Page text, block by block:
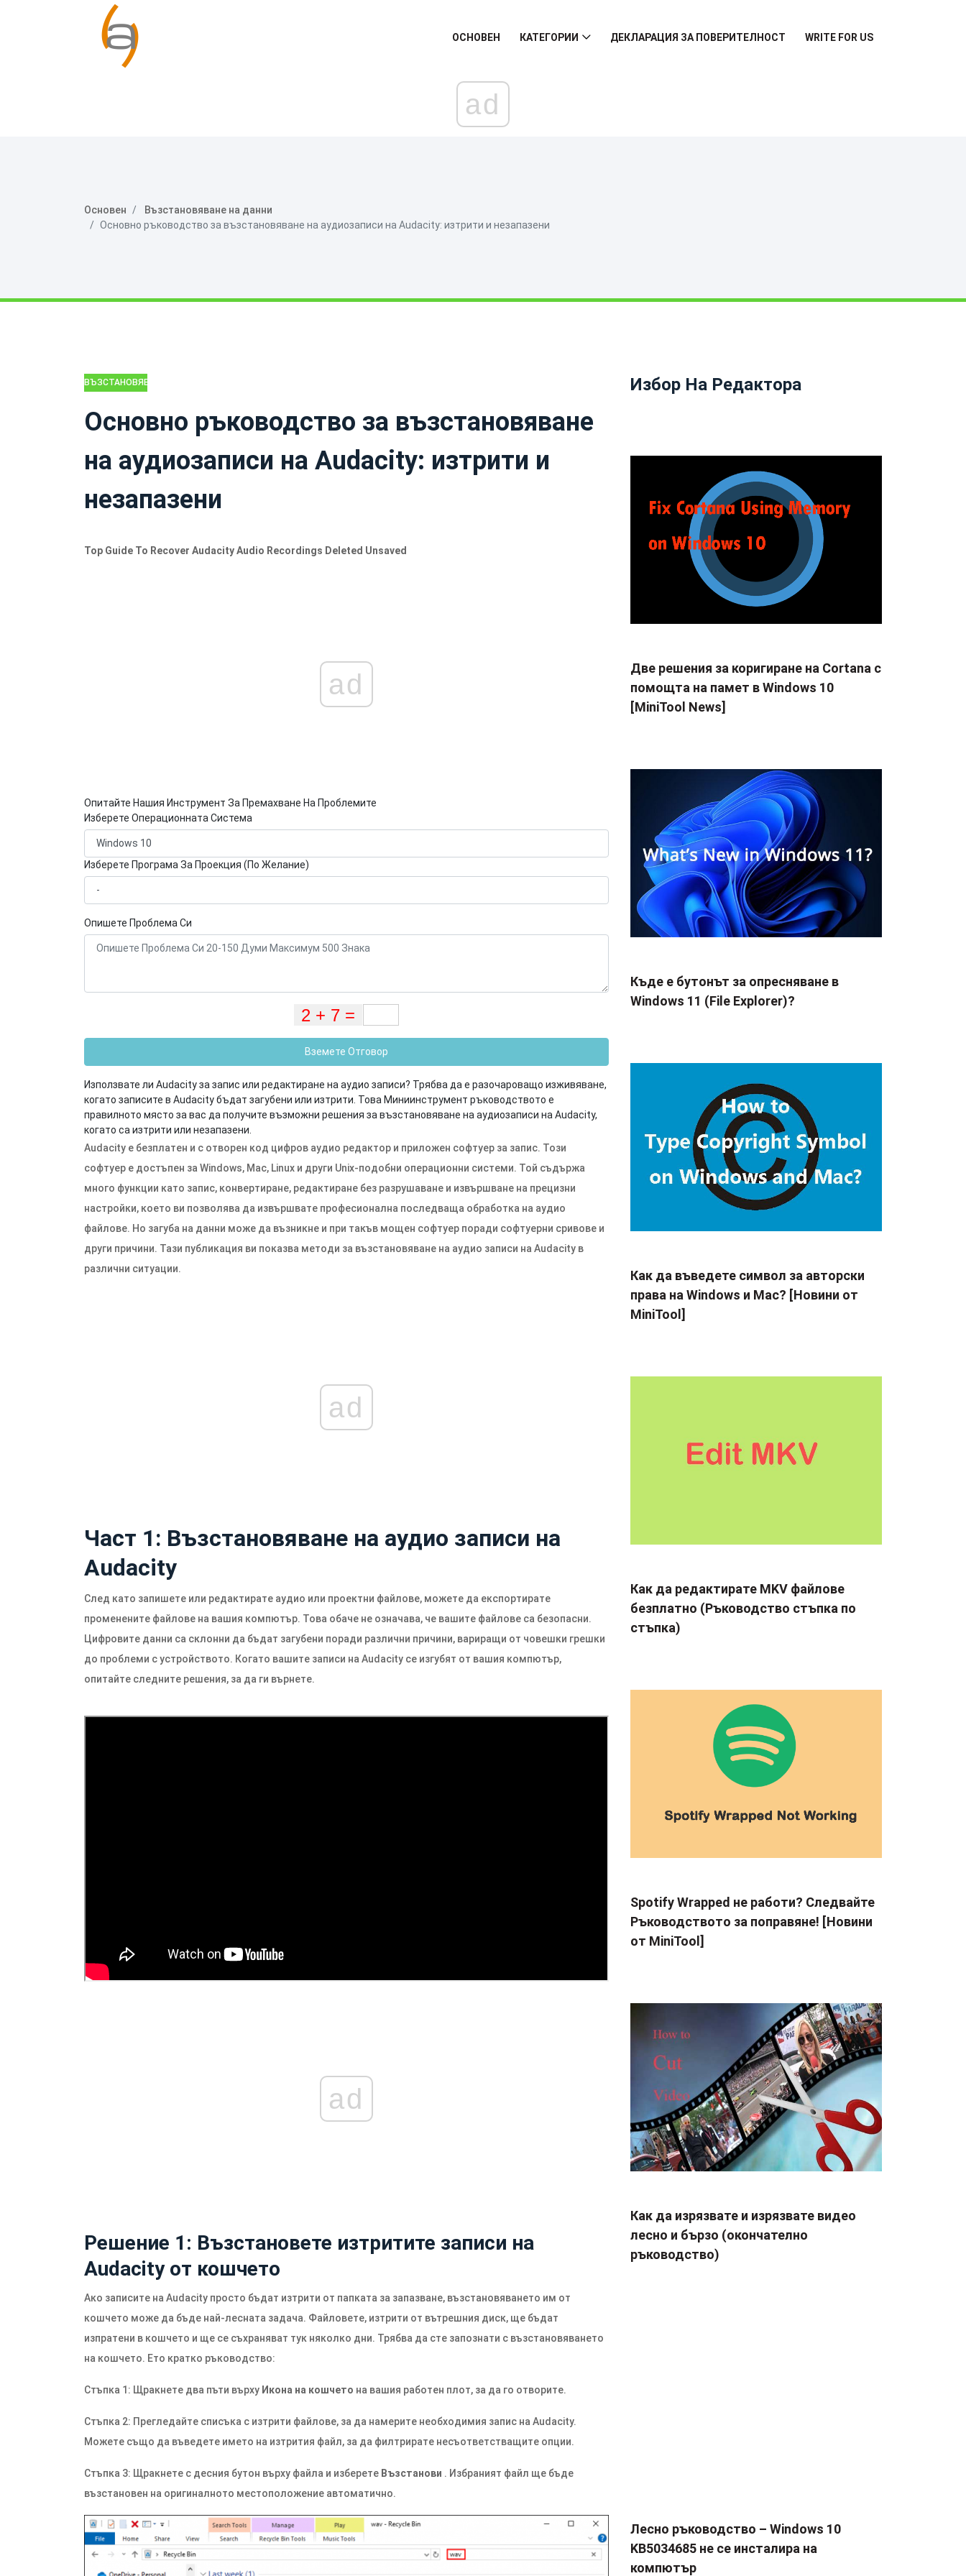
ОСНОВЕН КАТЕГОРИИ ДЕКЛАРАЦИЯ ЗА ПОВЕРИТЕЛНОСТ WRITE FOR US
ad
Основен
Възстановяване на данни
Основно ръководство за възстановяване на аудиозаписи на Audacity: изтрити и незапазени
ВЪЗСТАНОВЯВАНЕ
Основно ръководство за възстановяване
на аудиозаписи на Audacity: изтрити и
незапазени
Top Guide To Recover Audacity Audio Recordings Deleted Unsaved
ad
Опитайте Нашия Инструмент За Премахване На Проблемите
Изберете Операционната Система
Изберете Програма За Проекция (По Желание)
Опишете Проблема Си
Вземете Отговор
Използвате ли Audacity за запис или редактиране на аудио записи? Трябва да е разочароващо изживяване,
когато записите в Audacity бъдат загубени или изтрити. Това Миниинструмент ръководството е
правилното място за вас да получите възможни решения за възстановяване на аудиозаписи на Audacity,
когато са изтрити или незапазени.
Audacity е безплатен и с отворен код цифров аудио редактор и приложен софтуер за запис. Този
софтуер е достъпен за Windows, Mac, Linux и други Unix-подобни операционни системи. Той съдържа
много функции като запис, конвертиране, редактиране без разрушаване и извършване на прецизни
настройки, което ви позволява да извършвате професионална последваща обработка на аудио
файлове. Но загуба на данни може да възникне и при такъв мощен софтуер поради софтуерни сривове и
други причини. Тази публикация ви показва методи за възстановяване на аудио записи на Audacity в
различни ситуации.
ad
Част 1: Възстановяване на аудио записи на
Audacity
След като запишете или редактирате аудио или проектни файлове, можете да експортирате
променените файлове на вашия компютър. Това обаче не означава, че вашите файлове са безопасни.
Цифровите данни са склонни да бъдат загубени поради различни причини, вариращи от човешки грешки
до проблеми с устройството. Когато вашите записи на Audacity се изгубят от вашия компютър,
опитайте следните решения, за да ги върнете.
ad
Решение 1: Възстановете изтритите записи на
Audacity от кошчето
Ако записите на Audacity просто бъдат изтрити от папката за запазване, възстановяването им от
кошчето може да бъде най-лесната задача. Файловете, изтрити от вътрешния диск, ще бъдат
изпратени в кошчето и ще се съхраняват тук няколко дни. Трябва да сте запознати с възстановяването
на кошчето. Ето кратко ръководство:
Стъпка 1: Щракнете два пъти върху Икона на кошчето на вашия работен плот, за да го отворите.
Стъпка 2: Прегледайте списъка с изтрити файлове, за да намерите необходимия запис на Audacity.
Можете също да въведете името на изтрития файл, за да филтрирате несъответстващите опции.
Стъпка 3: Щракнете с десния бутон върху файла и изберете Възстанови . Избраният файл ще бъде
възстановен на оригиналното местоположение автоматично.
Избор На Редактора
Две решения за коригиране на Cortana с
помощта на памет в Windows 10
[MiniTool News]
Къде е бутонът за опресняване в
Windows 11 (File Explorer)?
Как да въведете символ за авторски
права на Windows и Mac? [Новини от
MiniTool]
Как да редактирате MKV файлове
безплатно (Ръководство стъпка по
стъпка)
Spotify Wrapped не работи? Следвайте
Ръководството за поправяне! [Новини
от MiniTool]
Как да изрязвате и изрязвате видео
лесно и бързо (окончателно
ръководство)
Лесно ръководство – Windows 10
KB5034685 не се инсталира на
компютър